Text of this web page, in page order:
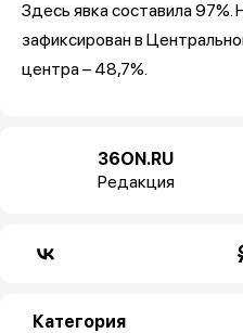
Здесь явка составила
зафиксирован в
центра – 48,7%.
36ON.RU
Редакция
Категория